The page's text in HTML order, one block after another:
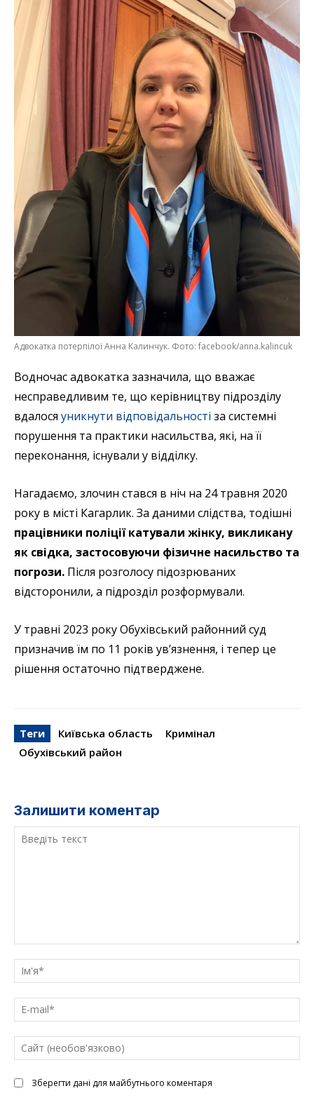
Адвокатка потерпілої Анна Калинчук. Фото: facebook/anna.kalincuk
Водночас адвокатка зазначила, що вважає
несправедливим те, що керівництву підрозділу
вдалося уникнути відповідальності за системні
порушення та практики насильства, які, на її
переконання, існували у відділку.
Нагадаємо, злочин стався в ніч на 24 травня 2020
року в місті Кагарлик. За даними слідства, тодішні
працівники поліції катували жінку, викликану
як свідка, застосовуючи фізичне насильство та
погрози. Після розголосу підозрюваних
відсторонили, а підрозділ розформували.
У травні 2023 року Обухівський районний суд
призначив їм по 11 років ув’язнення, і тепер це
рішення остаточно підтверджене.
Теги Київська область
Кримінал
Обухівський район
Залишити коментар
текст
Зберегти дані для майбутнього коментаря